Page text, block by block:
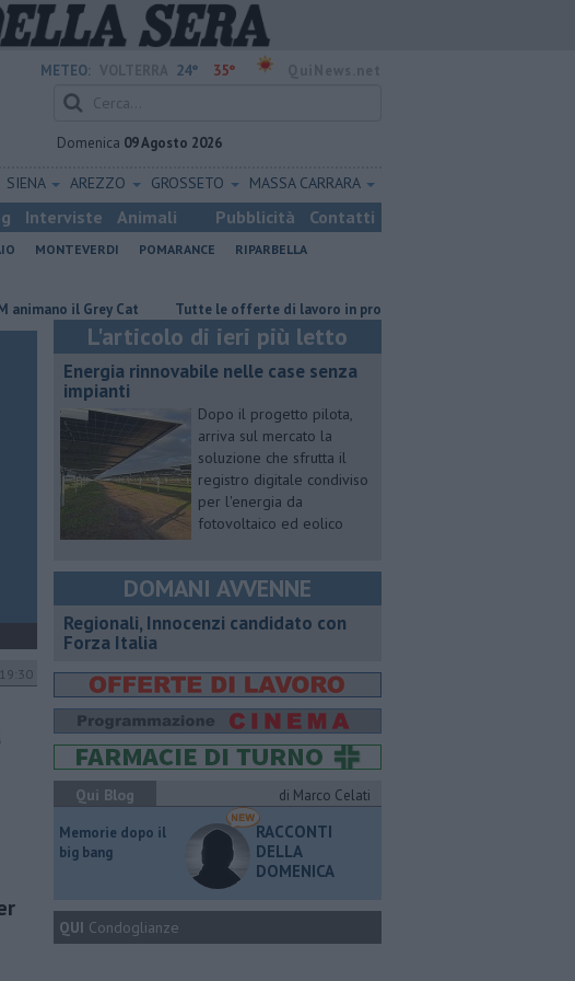
METEO: 24° 35°
Domenica 09 Agosto 2026
SIENA AREZZO GROSSETO MASSA CARRARA
Interviste Animali Pubblicità Contatti
MONTEVERDI POMARANCE
RIPARBELLA
il Grey Cat ​Tutte le offerte di lavoro in provincia di Pisa
L'articolo di ieri più letto
Energia rinnovabile nelle case senza
impianti
Dopo il progetto pilota,
arriva sul mercato la
soluzione che sfrutta il
registro digitale condiviso
per l'energia da
fotovoltaico ed eolico
DOMANI AVVENNE
Regionali, Innocenzi candidato con
Forza Italia
Qui Blog
di Marco Celati
Memorie dopo il
big bang
RACCONTI
DELLA
DOMENICA
QUI Condoglianze